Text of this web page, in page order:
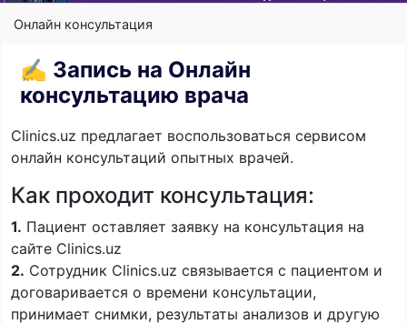
Онлайн консультация
✍️ Запись на Онлайн
консультацию врача
Clinics.uz предлагает воспользоваться сервисом
онлайн консультаций опытных врачей.
Как проходит консультация:
1. Пациент оставляет заявку на консультация на
сайте Clinics.uz
2. Сотрудник Clinics.uz связывается с пациентом и
договаривается о времени консультации,
принимает снимки, результаты анализов и другую